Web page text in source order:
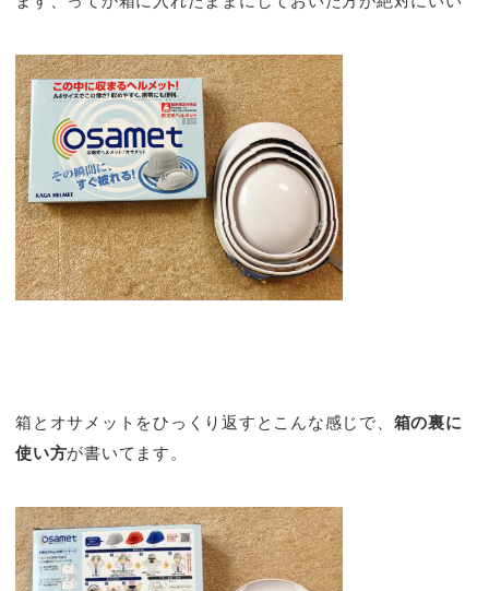
箱とオサメットをひっくり返すとこんな感じで、 箱の裏に
使い方が書いてます。